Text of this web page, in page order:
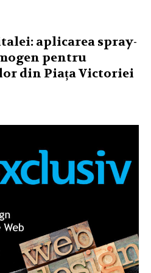
aplicarea spray-
pentru
din Piața Victoriei